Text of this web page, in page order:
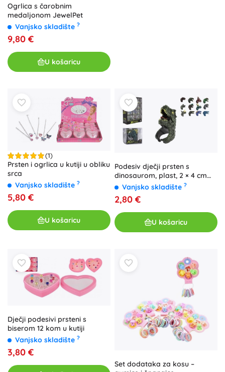
Ogrlica s čarobnim
medaljonom JewelPet
Vanjsko skladište ?
9,80 €
U košaricu
(1)
Prsten i ogrlica u kutiji u obliku
srca
Vanjsko skladište ?
5,80 €
U košaricu
Podesiv dječji prsten s
dinosaurom, plast, 2 × 4 cm
(miks motiva)
Vanjsko skladište ?
2,80 €
U košaricu
Dječji podesivi prsteni s
biserom 12 kom u kutiji
Vanjsko skladište ?
3,80 €
Set dodataka za kosu –